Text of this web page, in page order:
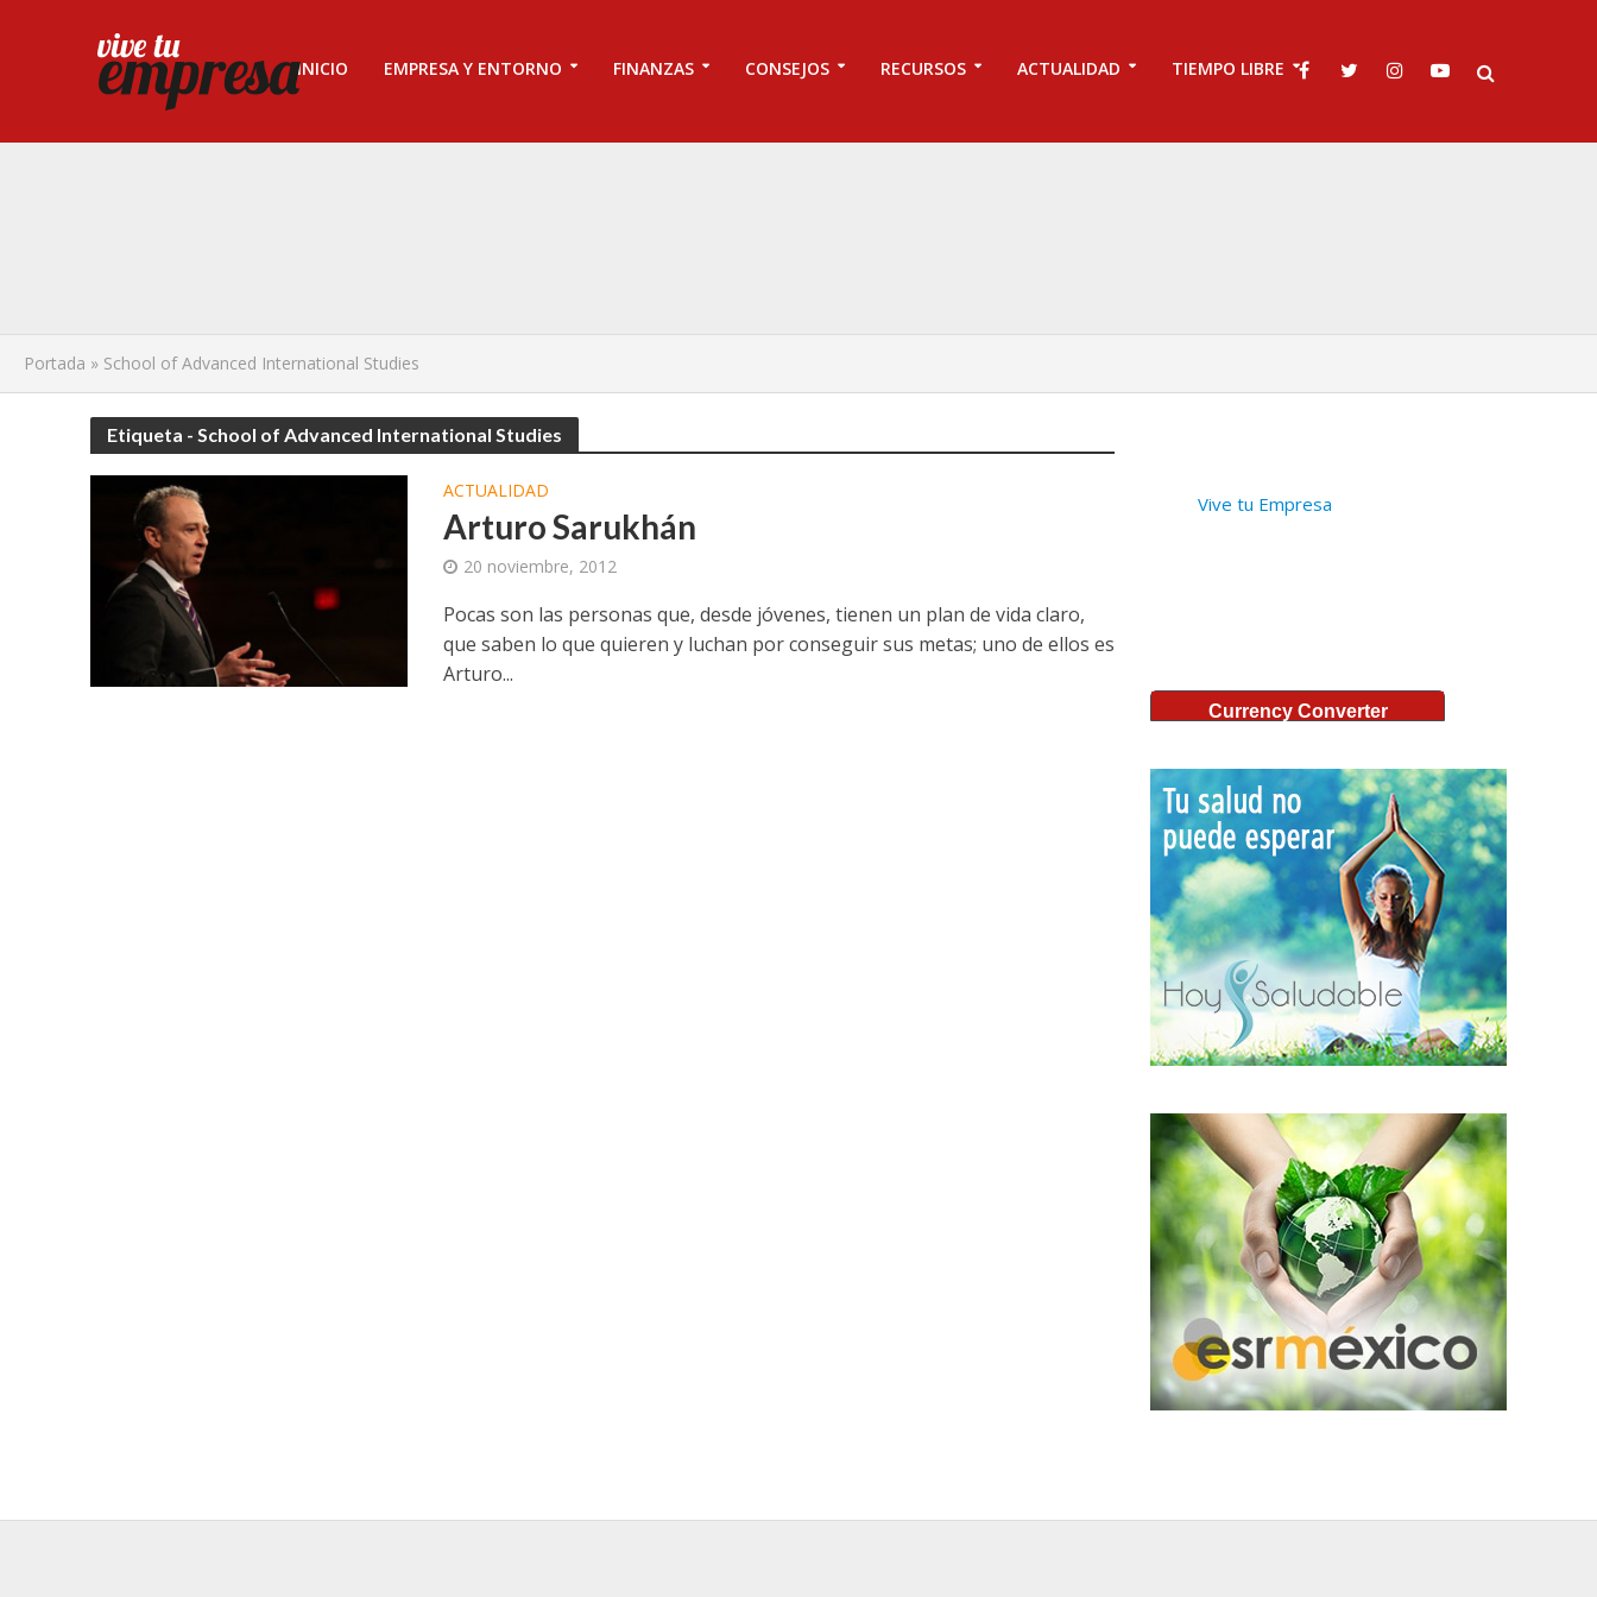
INICIO EMPRESA Y ENTORNO FINANZAS CONSEJOS RECURSOS ACTUALIDAD TIEMPO LIBRE
Portada » School of Advanced International Studies
Etiqueta - School of Advanced International Studies
ACTUALIDAD
Arturo Sarukhán
20 noviembre, 2012
Pocas son las personas que, desde jóvenes, tienen un plan de vida claro,
que saben lo que quieren y luchan por conseguir sus metas; uno de ellos es
Arturo...
Vive tu Empresa
Currency Converter